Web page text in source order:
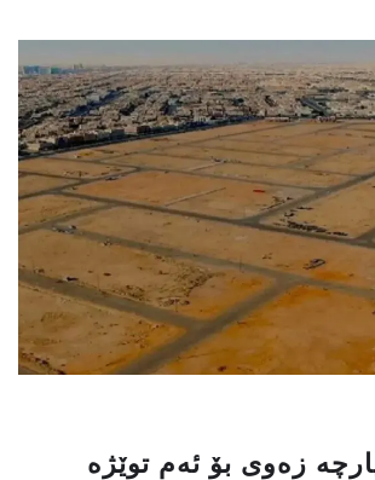
زەوی بۆ ئەم توێژە